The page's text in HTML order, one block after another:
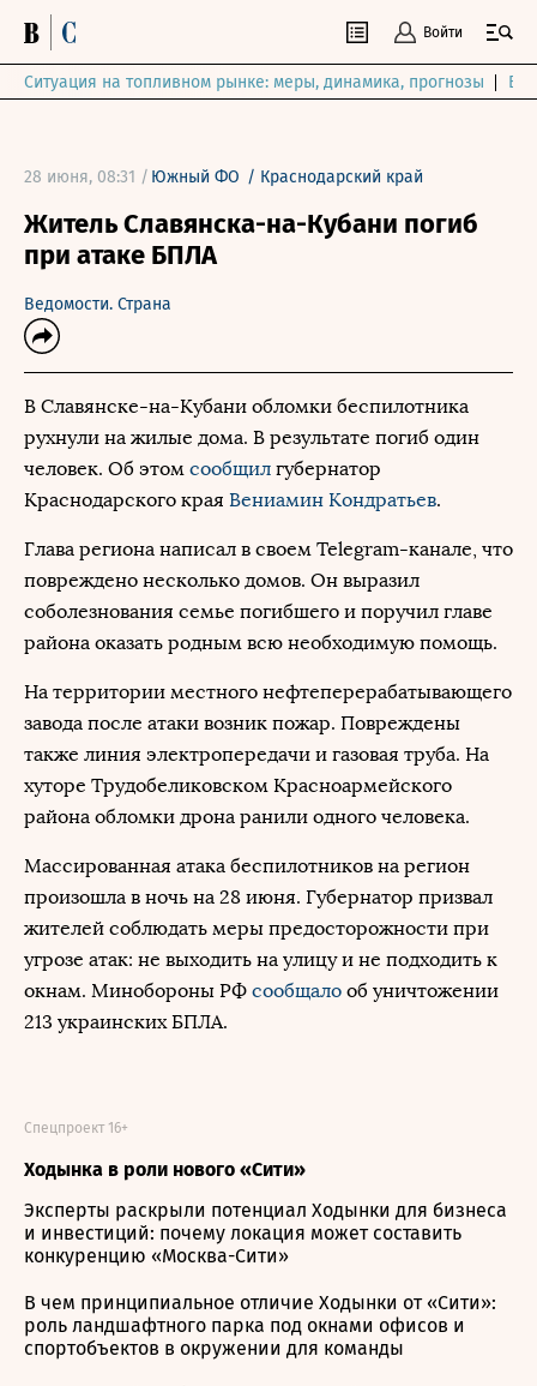
Войти
Ситуация на топливном рынке: меры, динамика, прогнозы
28 июня, 08:31 / Южный ФО / Краснодарский край
Житель Славянска-на-Кубани погиб
при атаке БПЛА
Ведомости. Страна
В Славянске-на-Кубани обломки беспилотника
рухнули на жилые дома. В результате погиб один
человек. Об этом сообщил губернатор
Краснодарского края Вениамин Кондратьев.
Глава региона написал в своем Telegram-канале, что
повреждено несколько домов. Он выразил
соболезнования семье погибшего и поручил главе
района оказать родным всю необходимую помощь.
На территории местного нефтеперерабатывающего
завода после атаки возник пожар. Повреждены
также линия электропередачи и газовая труба. На
хуторе Трудобеликовском Красноармейского
района обломки дрона ранили одного человека.
Массированная атака беспилотников на регион
произошла в ночь на 28 июня. Губернатор призвал
жителей соблюдать меры предосторожности при
угрозе атак: не выходить на улицу и не подходить к
окнам. Минобороны РФ сообщало об уничтожении
213 украинских БПЛА.
Ходынка в роли нового «Сити»
Спецпроект 16+
Эксперты раскрыли потенциал Ходынки для бизнеса
и инвестиций: почему локация может составить
конкуренцию «Москва-Сити»
В чем принципиальное отличие Ходынки от «Сити»:
роль ландшафтного парка под окнами офисов и
спортобъектов в окружении для команды